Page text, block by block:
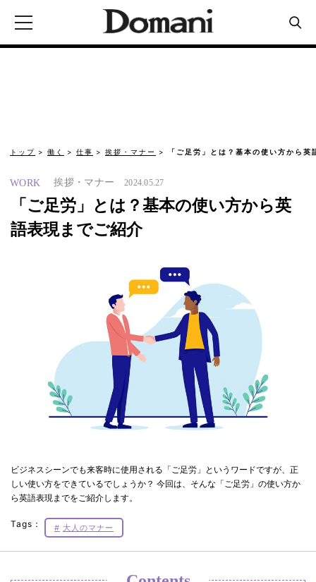
トップ 働く 仕事 挨拶・マナー 「ご足労」とは？基本の使い方から英
WORK 挨拶・マナー 2024.05.27
「ご足労」とは？基本の使い方から英
語表現までご紹介
ビジネスシーンでも来客時に使用される「ご足労」というワードですが、正
しい使い方をできているでしょうか？ 今回は、そんな「ご足労」の使い方か
ら英語表現までをご紹介します。
Tags： 大人のマナー